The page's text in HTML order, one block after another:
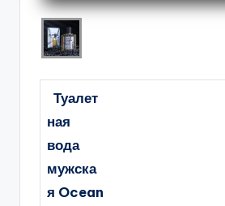
Туалет
ная
вода
мужска
я Ocean